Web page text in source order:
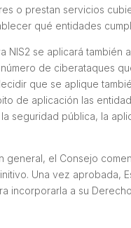
o prestan servicios
qué entidades
NIS2 se aplicará
de ciberataques
que se aplique
de aplicación las
seguridad pública, la
general, el Consejo
Una vez aprobada,
incorporarla a su